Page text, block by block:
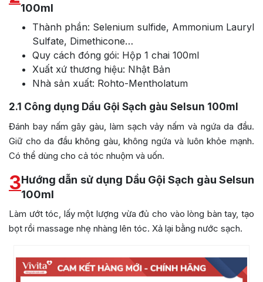
100ml
Thành phần: Selenium sulfide, Ammonium Lauryl
Sulfate, Dimethicone…
Quy cách đóng gói: Hộp 1 chai 100ml
Xuất xứ thương hiệu: Nhật Bản
Nhà sản xuất: Rohto-Mentholatum
2.1 Công dụng Dầu Gội Sạch gàu Selsun 100ml
Đánh bay nấm gây gàu, làm sạch vảy nấm và ngứa da đầu.
Giữ cho da đầu không gàu, không ngứa và luôn khỏe mạnh.
Có thể dùng cho cả tóc nhuộm và uốn.
3Hướng dẫn sử dụng Dầu Gội Sạch gàu Selsun
100ml
Làm ướt tóc, lấy một lượng vừa đủ cho vào lòng bàn tay, tạo
bọt rồi massage nhẹ nhàng lên tóc. Xả lại bằng nước sạch.